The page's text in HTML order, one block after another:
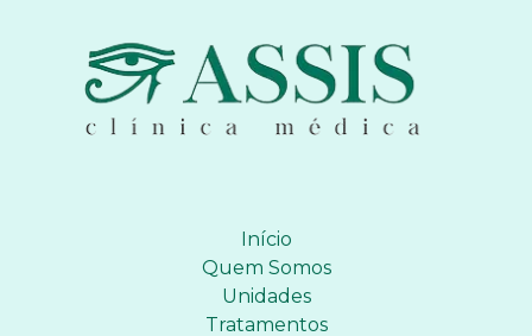
Início
Quem Somos
Unidades
Tratamentos